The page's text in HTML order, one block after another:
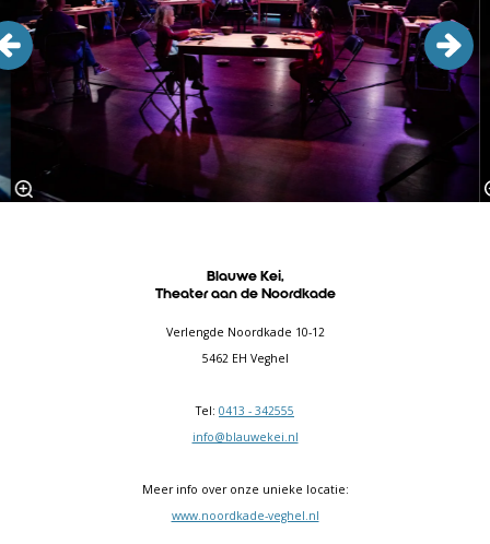
Blauwe Kei,
Theater aan de Noordkade
Verlengde Noordkade 10-12
5462 EH Veghel
Tel: 0413 - 342555
info@blauwekei.nl
Meer info over onze unieke locatie:
www.noordkade-veghel.nl